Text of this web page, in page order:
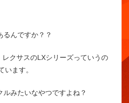
るんですか？？
クサスのLXシリーズっていうの
います。
ルみたいなやつですよね？